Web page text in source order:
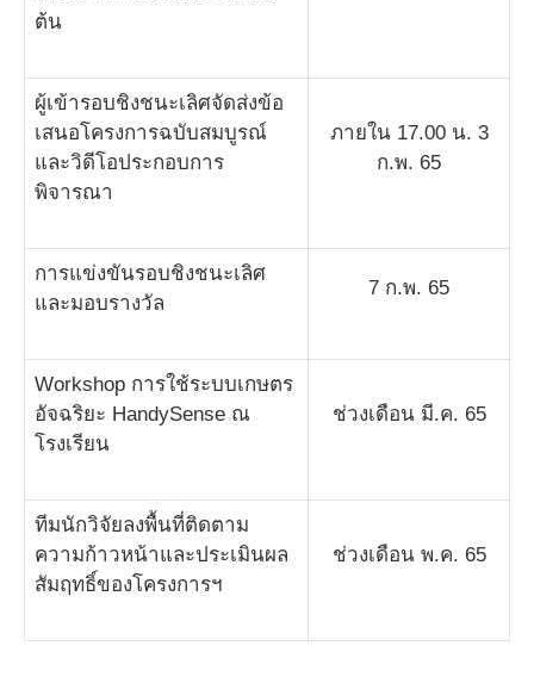
ต้น
ผู้เข้ารอบชิงชนะเลิศจัดส่งข้อ
เสนอโครงการฉบับสมบูรณ์
และวิดีโอประกอบการ
พิจารณา
ภายใน 17.00 น. 3
ก.พ. 65
การแข่งขันรอบชิงชนะเลิศ
และมอบรางวัล
7 ก.พ. 65
Workshop การใช้ระบบเกษตร
อัจฉริยะ HandySense ณ
โรงเรียน
ช่วงเดือน มี.ค. 65
ทีมนักวิจัยลงพื้นที่ติดตาม
ความก้าวหน้าและประเมินผล
สัมฤทธิ์ของโครงการฯ
ช่วงเดือน พ.ค. 65